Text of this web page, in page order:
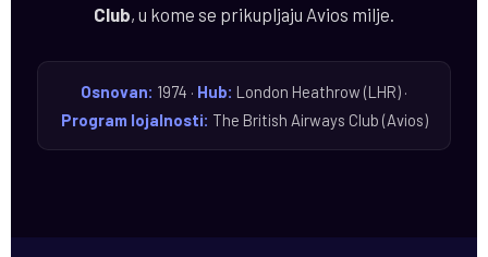
Club, u kome se prikupljaju Avios milje.
Osnovan: 1974 · Hub: London Heathrow (LHR) ·
Program lojalnosti: The British Airways Club (Avios)